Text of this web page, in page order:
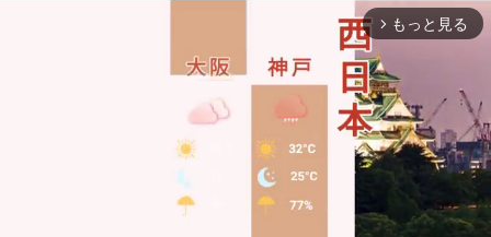
arrow_forward_ios もっと見る